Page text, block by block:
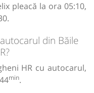
pleacă la ora 05:10,
din Băile
HR cu autocarul,
44min.